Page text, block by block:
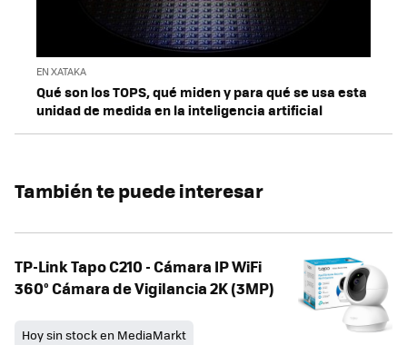
EN XATAKA
Qué son los TOPS, qué miden y para qué se usa esta
unidad de medida en la inteligencia artificial
También te puede interesar
TP-Link Tapo C210 - Cámara IP WiFi
360° Cámara de Vigilancia 2K (3MP)
Hoy sin stock en MediaMarkt